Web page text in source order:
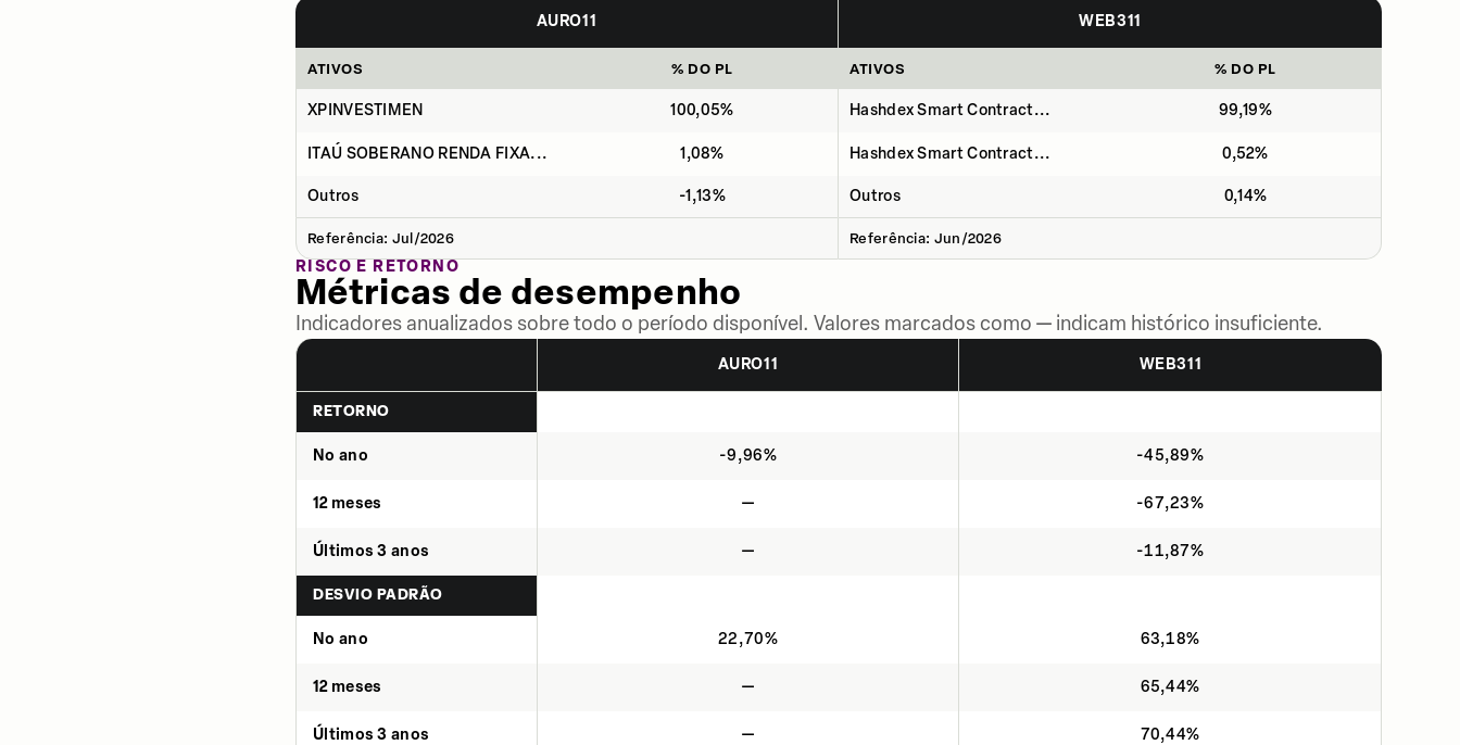
AURO11 WEB311
ATIVOS % DO PL ATIVOS % DO PL
XPINVESTIMEN 100,05% Hashdex Smart Contract... 99,19%
ITAÚ SOBERANO RENDA FIXA... 1,08% Hashdex Smart Contract... 0,52%
Outros -1,13% Outros 0,14%
Referência: Jul/2026 Referência: Jun/2026
RISCO E RETORNO
Métricas de desempenho
Indicadores anualizados sobre todo o período disponível. Valores marcados como — indicam histórico insuficiente.
AURO11 WEB311
RETORNO
No ano -9,96% -45,89%
12 meses — -67,23%
Últimos 3 anos — -11,87%
DESVIO PADRÃO
No ano 22,70% 63,18%
12 meses — 65,44%
Últimos 3 anos — 70,44%